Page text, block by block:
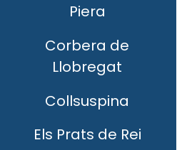
Piera
Corbera de
Llobregat
Collsuspina
Els Prats de Rei